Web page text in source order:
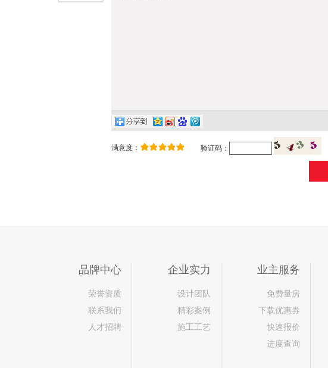
满意度： 验证码：
品牌中心
荣誉资质
联系我们
人才招聘
企业实力
设计团队
精彩案例
施工工艺
业主服务
免费量房
下载优惠券
快速报价
进度查询